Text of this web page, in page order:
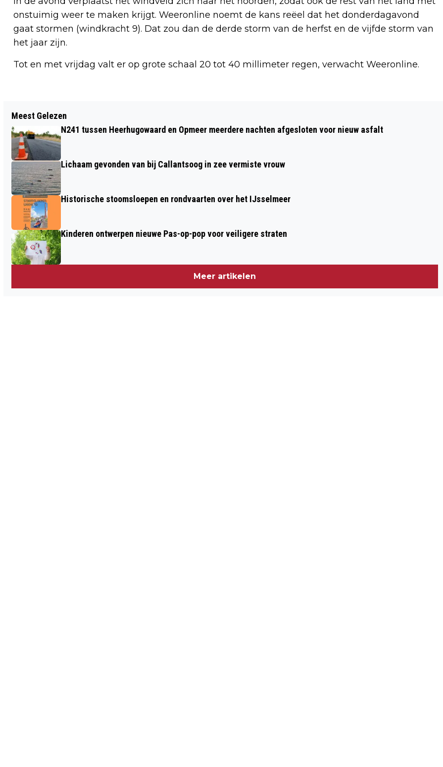
onstuimig weer te maken krijgt. Weeronline noemt de kans reëel dat het donderdagavond
gaat stormen (windkracht 9). Dat zou dan de derde storm van de herfst en de vijfde storm van
het jaar zijn.
Tot en met vrijdag valt er op grote schaal 20 tot 40 millimeter regen, verwacht Weeronline.
RUIM 130 BEKEURINGEN BIJ
VERKEERSCONTROLES IN
HEERHUGOWAARD
OPLEIDING SPORTKADER IN ALKMAAR
Meest Gelezen
N241 tussen Heerhugowaard en Opmeer meerdere nachten afgesloten voor nieuw asfalt
Lichaam gevonden van bij Callantsoog in zee vermiste vrouw
Historische stoomsloepen en rondvaarten over het IJsselmeer
Kinderen ontwerpen nieuwe Pas-op-pop voor veiligere straten
Meer artikelen